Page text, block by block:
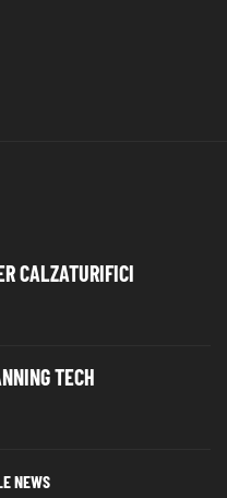
CALZATURIFICI
TECH
NEWS